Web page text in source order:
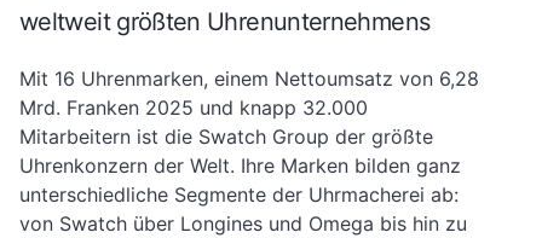
weltweit größten Uhrenunternehmens
Mit 16 Uhrenmarken, einem Nettoumsatz von 6,28
Mrd. Franken 2025 und knapp 32.000
Mitarbeitern ist die Swatch Group der größte
Uhrenkonzern der Welt. Ihre Marken bilden ganz
unterschiedliche Segmente der Uhrmacherei ab:
von Swatch über Longines und Omega bis hin zu